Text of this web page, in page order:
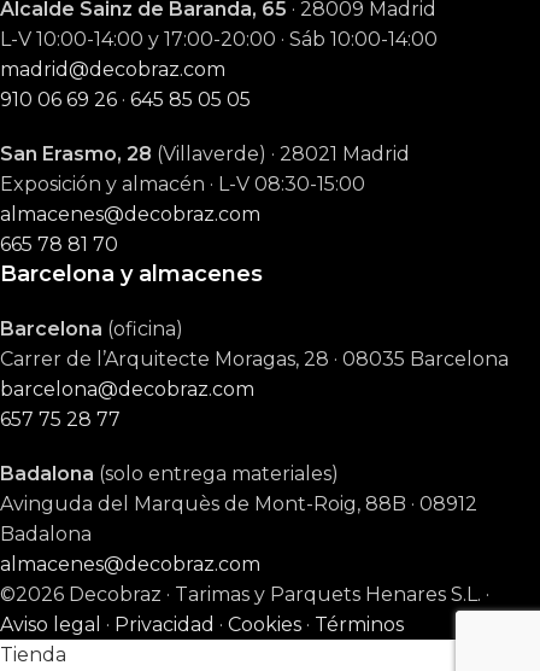
Alcalde Sainz de Baranda, 65 · 28009 Madrid
L-V 10:00-14:00 y 17:00-20:00 · Sáb 10:00-14:00
madrid@decobraz.com
910 06 69 26 · 645 85 05 05
San Erasmo, 28 (Villaverde) · 28021 Madrid
Exposición y almacén · L-V 08:30-15:00
almacenes@decobraz.com
665 78 81 70
Barcelona y almacenes
Barcelona (oficina)
Carrer de l’Arquitecte Moragas, 28 · 08035 Barcelona
barcelona@decobraz.com
657 75 28 77
Badalona (solo entrega materiales)
Avinguda del Marquès de Mont-Roig, 88B · 08912
Badalona
almacenes@decobraz.com
©2026 Decobraz · Tarimas y Parquets Henares S.L. ·
Aviso legal · Privacidad · Cookies · Términos
Tienda